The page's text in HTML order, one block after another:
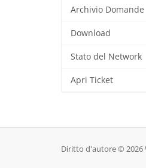
Archivio Domande
Download
Stato del Network
Apri Ticket
Diritto d'autore © 2026